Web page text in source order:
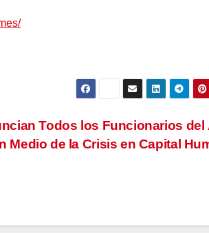
Todos los Funcionarios del
Medio de la Crisis en Capital